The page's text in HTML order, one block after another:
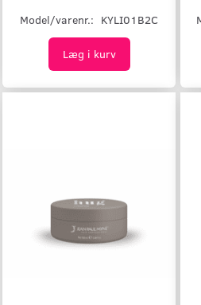
Model/varenr.: KYLI01B2C
Læg i kurv